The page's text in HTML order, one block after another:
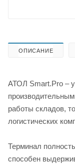
ОПИСАНИЕ
АТОЛ Smart.Pro –
работы складов,
логистических
Терминал
способен